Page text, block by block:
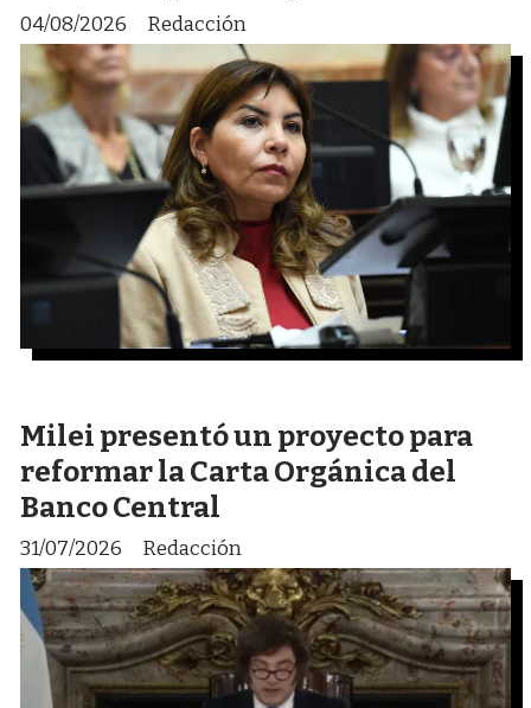
Redacción
04/08/2026
Milei presentó un proyecto para
reformar la Carta Orgánica del
Banco Central
Redacción
31/07/2026